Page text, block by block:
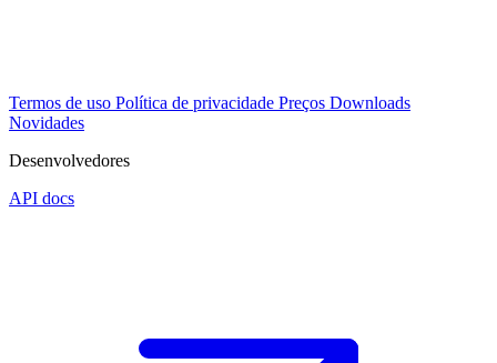
Termos de uso Política de privacidade Preços Downloads
Novidades
Desenvolvedores
API docs